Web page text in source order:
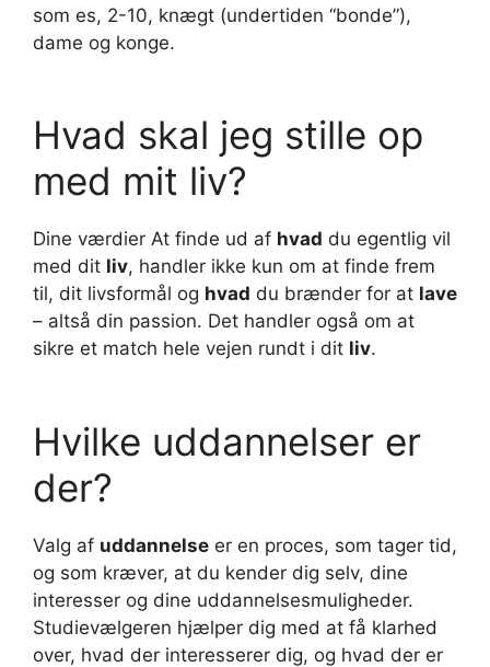
som es, 2-10, knægt (undertiden “bonde”),
dame og konge.
Hvad skal jeg stille op
med mit liv?
Dine værdier At finde ud af hvad du egentlig vil
med dit liv, handler ikke kun om at finde frem
til, dit livsformål og hvad du brænder for at lave
– altså din passion. Det handler også om at
sikre et match hele vejen rundt i dit liv.
Hvilke uddannelser er
der?
Valg af uddannelse er en proces, som tager tid,
og som kræver, at du kender dig selv, dine
interesser og dine uddannelsesmuligheder.
Studievælgeren hjælper dig med at få klarhed
over, hvad der interesserer dig, og hvad der er